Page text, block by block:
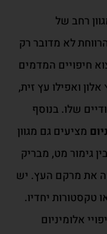
רחב של
לא מדובר רק
חיפויים המדמים
ואפילו עץ זית,
שלו. בנוסף
מציעים גם מגוון
גימור מט, מבריק
את מרקם העץ. יש
טקסטורות יחדיו.
אלומיניום